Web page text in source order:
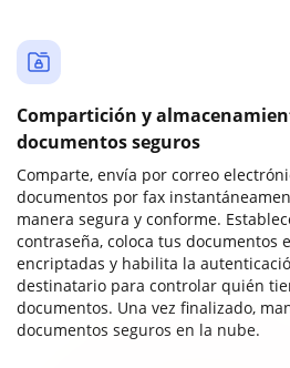
Compartición y
documentos seguros
Comparte, envía por correo
documentos por fax
manera segura y conforme.
contraseña, coloca tus documentos
encriptadas y habilita la
destinatario para controlar quién
documentos. Una vez finalizado,
documentos seguros en la nube.